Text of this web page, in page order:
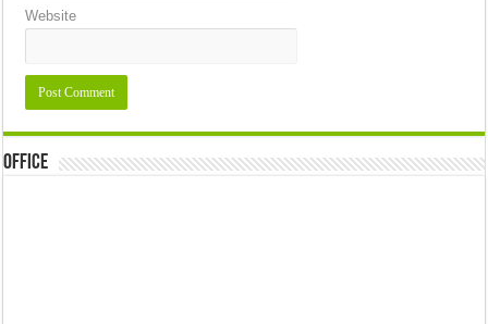
Website
Office